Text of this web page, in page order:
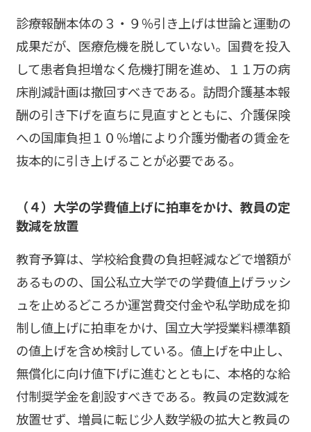
診療報酬本体の３・９％引き上げは世論と運動の
成果だが、医療危機を脱していない。国費を投入
して患者負担増なく危機打開を進め、１１万の病
床削減計画は撤回すべきである。訪問介護基本報
酬の引き下げを直ちに見直すとともに、介護保険
への国庫負担１０％増により介護労働者の賃金を
抜本的に引き上げることが必要である。
（４）大学の学費値上げに拍車をかけ、教員の定
数減を放置
教育予算は、学校給食費の負担軽減などで増額が
あるものの、国公私立大学での学費値上げラッシ
ュを止めるどころか運営費交付金や私学助成を抑
制し値上げに拍車をかけ、国立大学授業料標準額
の値上げを含め検討している。値上げを中止し、
無償化に向け値下げに進むとともに、本格的な給
付制奨学金を創設すべきである。教員の定数減を
放置せず、増員に転じ少人数学級の拡大と教員の